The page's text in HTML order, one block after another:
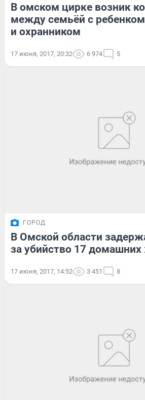
В омском цирке возник
между семьёй с
и охранником
17 июня, 2017, 20:32 6 974 5
ГОРОД
В Омской области
за убийство 17
17 июня, 2017, 14:52 3 451 8